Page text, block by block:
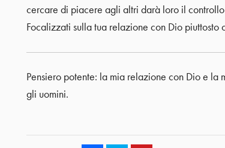
cercare di piacere agli altri darà loro il
Focalizzati sulla tua relazione con Dio piuttosto
Pensiero potente: la mia relazione con Dio e la
gli uomini.